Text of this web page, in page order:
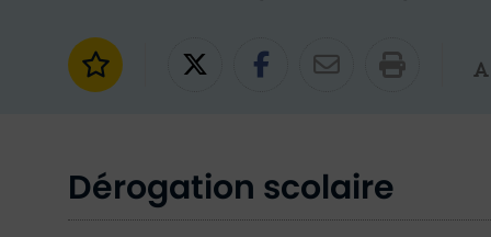
Ajouter aux favoris
Partager sur Twitter
Partager sur
Partager
Dérogation scolaire